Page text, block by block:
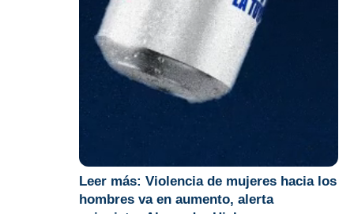
Leer más: Violencia de mujeres hacia los
hombres va en aumento, alerta